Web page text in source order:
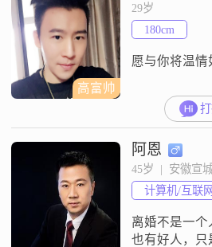
高富帅
29岁
180cm
愿与你将温情
阿恩
45岁  |  安徽宣
计算机/互联网
离婚不是一个
也有好人，只